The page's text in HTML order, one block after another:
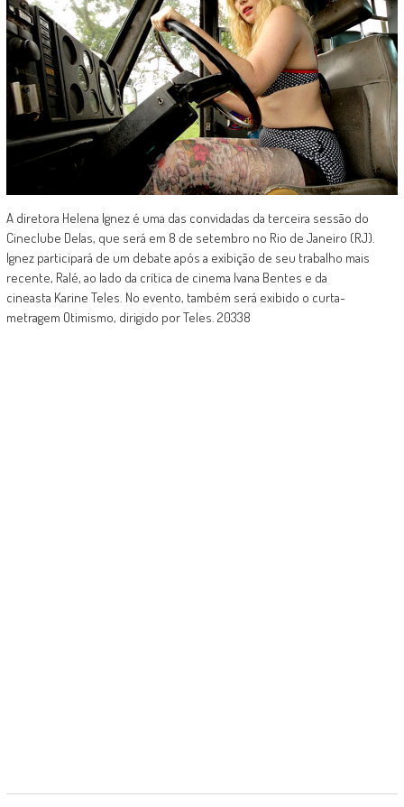
A diretora Helena Ignez é uma das convidadas da terceira sessão do
Cineclube Delas, que será em 8 de setembro no Rio de Janeiro (RJ).
Ignez participará de um debate após a exibição de seu trabalho mais
recente, Ralé, ao lado da crítica de cinema Ivana Bentes e da
cineasta Karine Teles. No evento, também será exibido o curta-
metragem Otimismo, dirigido por Teles. 20338